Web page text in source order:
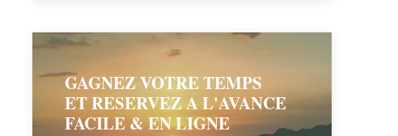
GAGNEZ VOTRE TEMPS
ET RESERVEZ A L'AVANCE
FACILE & EN LIGNE